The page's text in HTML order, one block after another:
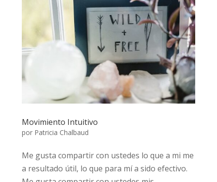
Movimiento Intuitivo
por Patricia Chalbaud
Me gusta compartir con ustedes lo que a mi me
a resultado útil, lo que para mí a sido efectivo.